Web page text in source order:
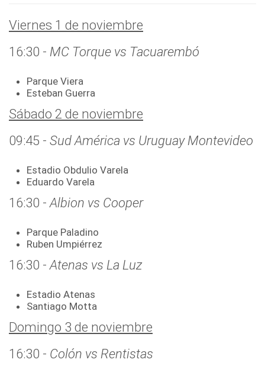
Viernes 1 de noviembre
16:30 - MC Torque vs Tacuarembó
Parque Viera
Esteban Guerra
Sábado 2 de noviembre
09:45 - Sud América vs Uruguay Montevideo
Estadio Obdulio Varela
Eduardo Varela
16:30 - Albion vs Cooper
Parque Paladino
Ruben Umpiérrez
16:30 - Atenas vs La Luz
Estadio Atenas
Santiago Motta
Domingo 3 de noviembre
16:30 - Colón vs Rentistas